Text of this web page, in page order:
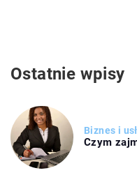
Ostatnie wpisy
Biznes i
Czym